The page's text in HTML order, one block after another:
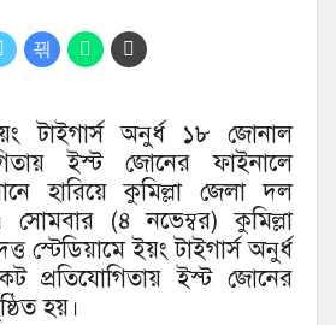
টাইগার্স অনুর্ধ ১৮ জোনাল
ইস্ট জোনের ফাইনালে
হারিয়ে কুমিল্লা জেলা দল
সোমবার (৪ নভেম্বর) কুমিল্লা
স্টেডিয়ামে ইয়ং টাইগার্স অনুর্ধ
প্রতিযোগিতায় ইস্ট জোনের
হয়।